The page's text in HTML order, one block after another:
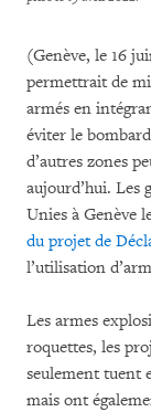
(Genève, le 16
permettrait de
armés en
éviter le
d’autres zones
aujourd’hui. Les
Unies à Genève
du projet de
l’utilisation
Les armes
roquettes, les
seulement tuent
mais ont